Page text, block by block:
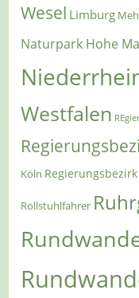
Wesel Limburg
Naturpark Hohe
Westfalen
Köln
Rollstuhlfahrer